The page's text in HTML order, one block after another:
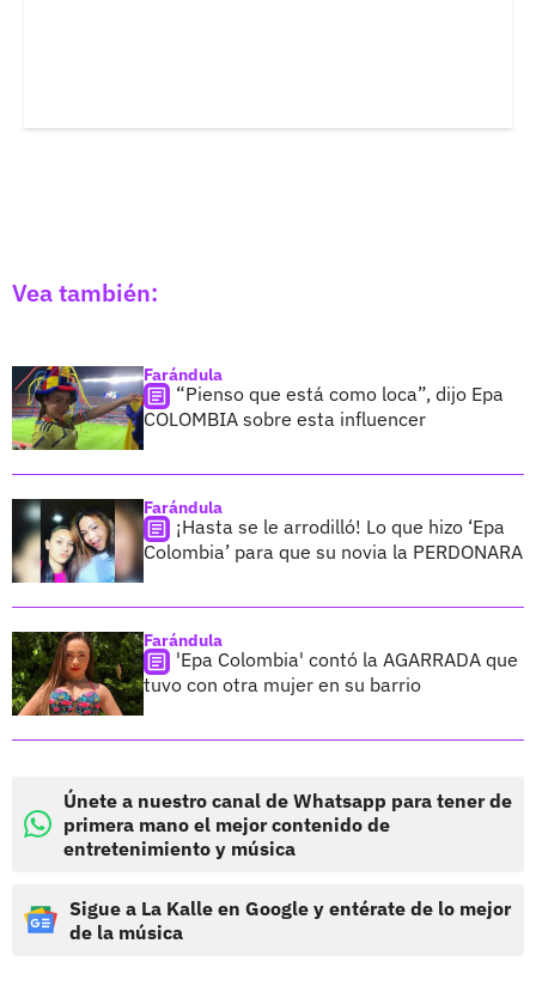
Vea también:
Farándula
“Pienso que está como loca”, dijo Epa
COLOMBIA sobre esta influencer
Farándula
¡Hasta se le arrodilló! Lo que hizo ‘Epa
Colombia’ para que su novia la PERDONARA
Farándula
'Epa Colombia' contó la AGARRADA que
tuvo con otra mujer en su barrio
Únete a nuestro canal de Whatsapp para tener de
primera mano el mejor contenido de
entretenimiento y música
Sigue a La Kalle en Google y entérate de lo mejor
de la música